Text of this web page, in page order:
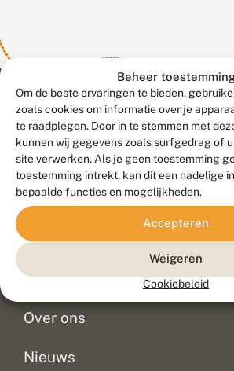
Beheer
Om de beste ervaringen te bieden,
zoals cookies om informatie over je
te raadplegen. Door in te stemmen met
kunnen wij gegevens zoals surfgedrag of
site verwerken. Als je geen toestemming
toestemming intrekt, kan dit een nadelige
bepaalde functies en mogelijkheden.
Accepteren
Weigeren
Cookiebeleid
Contact
Veelgestelde vragen
Doneer
Over ons
Nieuws
Meld waarnemingen© 2026 Vlinderstichting
Duurzaam ontwikkeld door
Go2People
Blue Field Agency
Privacy
Disclaimer
Sitemap